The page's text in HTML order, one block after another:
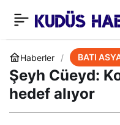
Haberler BATI
Şeyh Cüeyd:
hedef alıyor
Hizbullah Seçkin İsrail
Birliklerini Gölgede
Bıraktı